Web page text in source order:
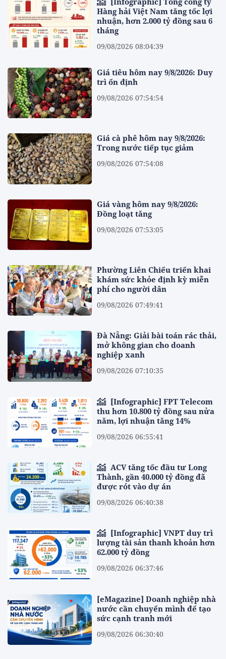
Hàng hải Việt Nam tăng tốc lợi
nhuận, hơn 2.000 tỷ đồng sau 6
tháng
09/08/2026 08:04:39
Giá tiêu hôm nay 9/8/2026: Duy
trì ổn định
09/08/2026 07:54:54
Giá cà phê hôm nay 9/8/2026:
Trong nước tiếp tục giảm
09/08/2026 07:54:08
Giá vàng hôm nay 9/8/2026:
Đồng loạt tăng
09/08/2026 07:53:05
Phường Liên Chiểu triển khai
khám sức khỏe định kỳ miễn
phí cho người dân
09/08/2026 07:49:41
Đà Nẵng: Giải bài toán rác thải,
mở không gian cho doanh
nghiệp xanh
09/08/2026 07:10:35
thu hơn 10.800 tỷ đồng sau nửa
năm, lợi nhuận tăng 14%
09/08/2026 06:55:41
Thành, gần 40.000 tỷ đồng đã
được rót vào dự án
09/08/2026 06:40:38
lượng tài sản thanh khoản hơn
62.000 tỷ đồng
09/08/2026 06:37:46
[eMagazine] Doanh nghiệp nhà
nước cần chuyển mình để tạo
sức cạnh tranh mới
09/08/2026 06:30:40